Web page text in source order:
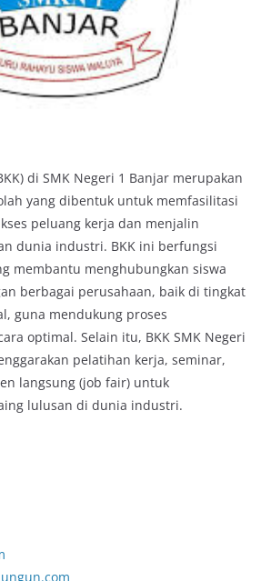
di SMK Negeri 1 Banjar merupakan
yang dibentuk untuk memfasilitasi
peluang kerja dan menjalin
dunia industri. BKK ini berfungsi
membantu menghubungkan siswa
berbagai perusahaan, baik di tingkat
guna mendukung proses
optimal. Selain itu, BKK SMK Negeri
pelatihan kerja, seminar,
langsung (job fair) untuk
lulusan di dunia industri.